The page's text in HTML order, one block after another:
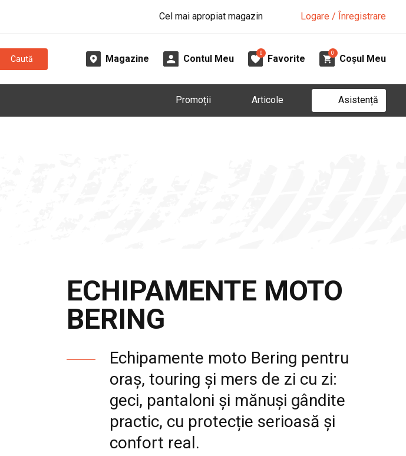
Cel mai apropiat magazin Logare / Înregistrare
Caută Magazine Contul Meu
0
Favorite
0
Coșul Meu
Promoții Articole Asistență
ECHIPAMENTE MOTO
BERING
Echipamente moto Bering pentru
oraș, touring și mers de zi cu zi:
geci, pantaloni și mănuși gândite
practic, cu protecție serioasă și
confort real.